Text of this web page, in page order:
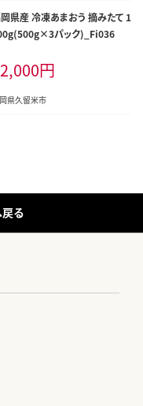
県産 冷凍あまおう 摘みたて 1,
パック)_Fi036
円
県久留米市
る